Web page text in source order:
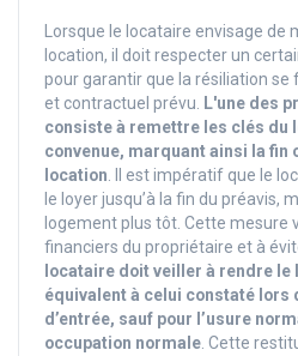
Lorsque le locataire envisage de
location, il doit respecter un
pour garantir que la résiliation se
et contractuel prévu. L'une des
consiste à remettre les clés du
convenue, marquant ainsi la fin
location. Il est impératif que le
le loyer jusqu’à la fin du préavis,
logement plus tôt. Cette mesure
financiers du propriétaire et à
locataire doit veiller à rendre le
équivalent à celui constaté lors
d’entrée, sauf pour l’usure
occupation normale. Cette